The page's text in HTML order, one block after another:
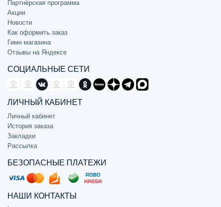
Партнёрская программа
Акции
Новости
Как оформить заказ
Гимн магазина
Отзывы на Яндексе
СОЦИАЛЬНЫЕ СЕТИ
ЛИЧНЫЙ КАБИНЕТ
Личный кабинет
История заказа
Закладки
Рассылка
БЕЗОПАСНЫЕ ПЛАТЕЖИ
НАШИ КОНТАКТЫ